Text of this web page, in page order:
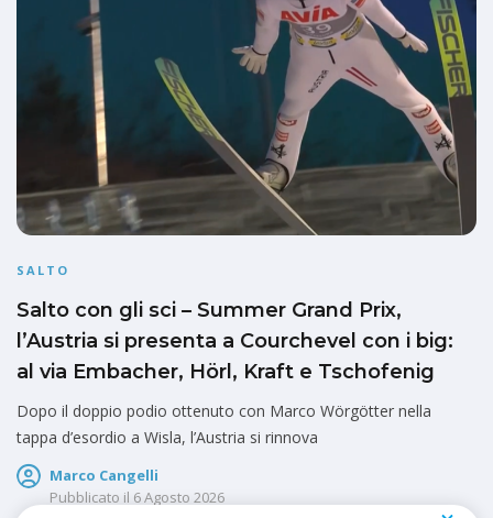
SALTO
Salto con gli sci – Summer Grand Prix,
l’Austria si presenta a Courchevel con i big:
al via Embacher, Hörl, Kraft e Tschofenig
Dopo il doppio podio ottenuto con Marco Wörgötter nella
tappa d’esordio a Wisla, l’Austria si rinnova
Marco Cangelli
Pubblicato il 6 Agosto 2026